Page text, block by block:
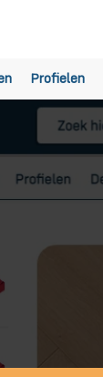
Profielen